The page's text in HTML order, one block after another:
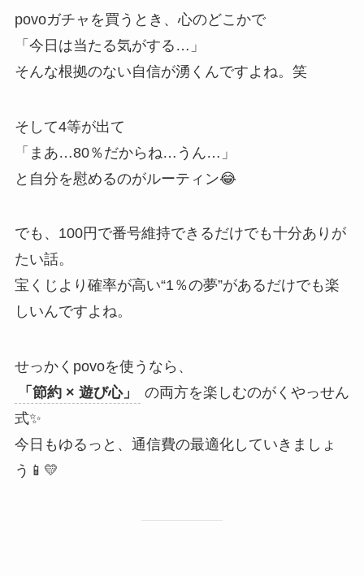
povoガチャを買うとき、心のどこかで
「今日は当たる気がする…」
そんな根拠のない自信が湧くんですよね。笑
そして4等が出て
「まあ…80％だからね…うん…」
と自分を慰めるのがルーティン😂
でも、100円で番号維持できるだけでも十分ありが
たい話。
宝くじより確率が高い“1％の夢”があるだけでも楽
しいんですよね。
せっかくpovoを使うなら、
「節約 × 遊び心」
の両方を楽しむのがくやっせん
式✨
今日もゆるっと、通信費の最適化していきましょ
う📱💛